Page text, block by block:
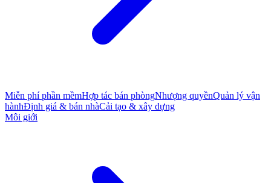
Miễn phí phần mềmHợp tác bán phòngNhượng quyềnQuản lý vận
hànhĐịnh giá & bán nhàCải tạo & xây dựng
Môi giới